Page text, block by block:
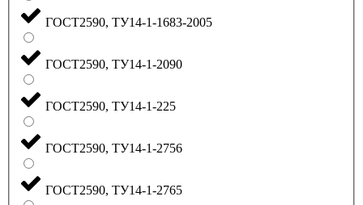
ГОСТ2590, ТУ14-1-1683-2005
ГОСТ2590, ТУ14-1-2090
ГОСТ2590, ТУ14-1-225
ГОСТ2590, ТУ14-1-2756
ГОСТ2590, ТУ14-1-2765